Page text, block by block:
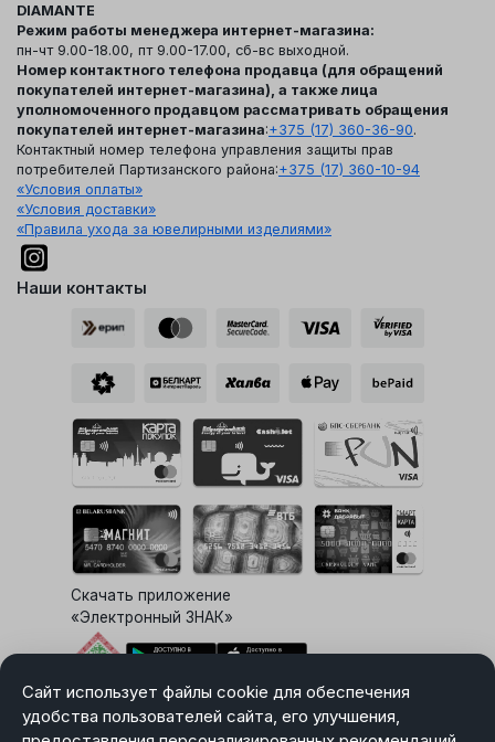
Сайт использует файлы cookie для обеспечения
удобства пользователей сайта, его улучшения,
DIAMANTE
Режим работы менеджера интернет-магазина:
пн-чт 9.00-18.00, пт 9.00-17.00, сб-вс выходной.
Номер контактного телефона продавца (для обращений
покупателей интернет-магазина), а также лица
уполномоченного продавцом рассматривать обращения
покупателей интернет-магазина:+375 (17) 360-36-90.
Контактный номер телефона управления защиты прав
потребителей Партизанского района:+375 (17) 360-10-94
«Условия оплаты»
«Условия доставки»
«Правила ухода за ювелирными изделиями»
Наши контакты
Скачать приложение
«Электронный ЗНАК»
Выбор настроек Cookie